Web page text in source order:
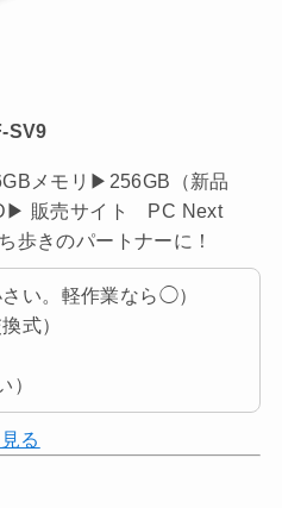
SV9
メモリ▶256GB（新品
販売サイト PC Next
歩きのパートナーに！
い。軽作業なら◯）
式）
）
る